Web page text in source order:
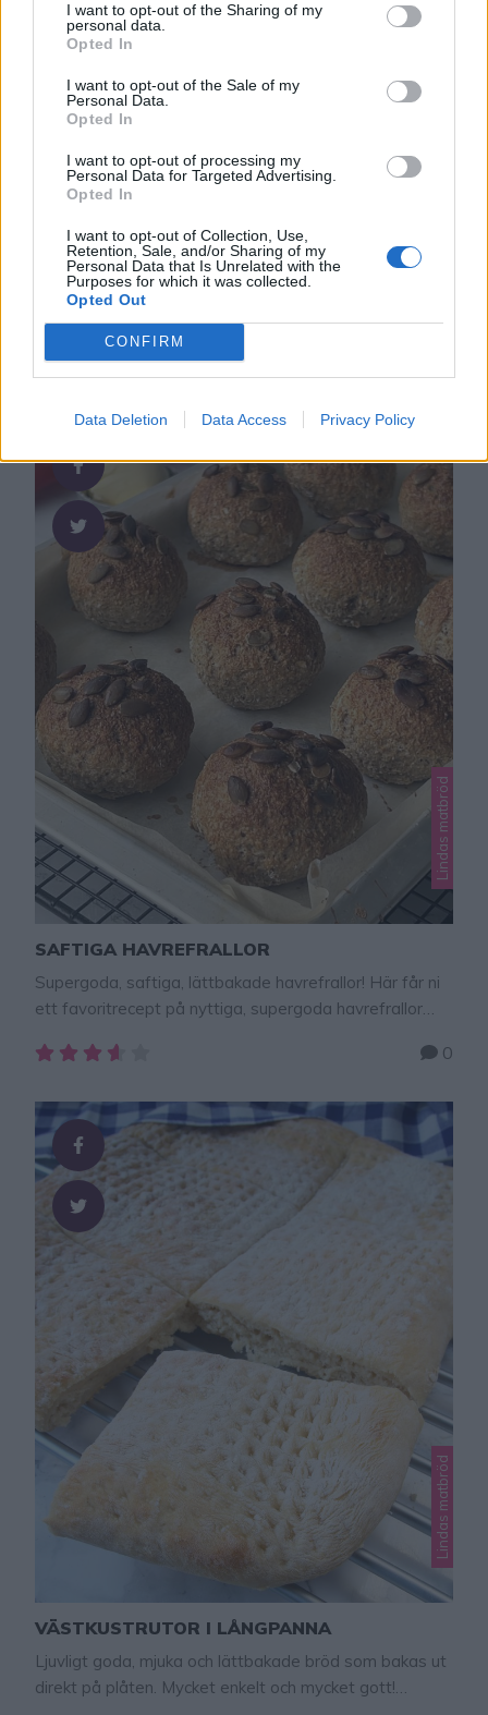
I want to opt-out of the Sharing of my
personal data.
Opted In
I want to opt-out of the Sale of my
Personal Data.
Opted In
I want to opt-out of processing my
Personal Data for Targeted Advertising.
Opted In
I want to opt-out of Collection, Use,
Retention, Sale, and/or Sharing of my
Personal Data that Is Unrelated with the
Purposes for which it was collected.
Opted Out
CONFIRM
Data Deletion Data Access Privacy Policy
Lindas matbröd
SAFTIGA HAVREFRALLOR
Supergoda, saftiga, lättbakade havrefrallor! Här får ni
ett favoritrecept på nyttiga, supergoda havrefrallor
10 dl havregryn1 msk bakpulver1 1/2 tsk salt1/2 dl
uppvispat äggvalfria frön GÖR SÅ HÄR 1. Sätt ugnen
på 250 grader. Häll havregrynen i en …
0
Lindas matbröd
VÄSTKUSTRUTOR I LÅNGPANNA
Ljuvligt goda, mjuka och lättbakade bröd som bakas ut
direkt på plåten. Mycket enkelt och mycket gott!